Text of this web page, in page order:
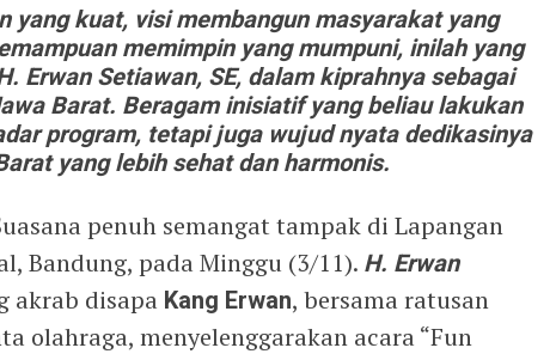
yang kuat, visi membangun masyarakat yang
memimpin yang mumpuni, inilah yang
Erwan Setiawan, SE, dalam kiprahnya sebagai
Barat. Beragam inisiatif yang beliau lakukan
program, tetapi juga wujud nyata dedikasinya
yang lebih sehat dan harmonis.
penuh semangat tampak di Lapangan
Bandung, pada Minggu (3/11). H. Erwan
akrab disapa Kang Erwan, bersama ratusan
olahraga, menyelenggarakan acara “Fun